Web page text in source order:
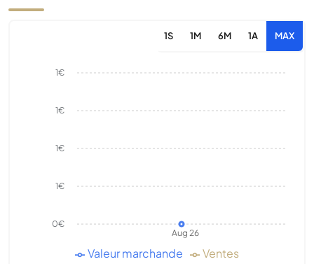
1S 1M 6M 1A MAX
Aug 26
0€
1€
1€
1€
1€
Valeur marchande Ventes